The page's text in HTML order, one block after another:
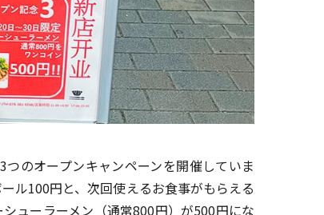
のオープンキャンペーンを開催していま
ル100円と、次回使えるお食事がもらえる
ューラーメン（通常800円）が500円にな